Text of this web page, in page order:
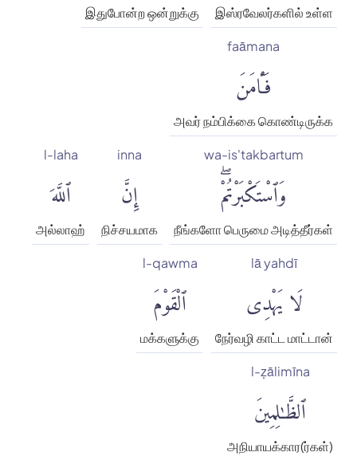
இஸ்ரவேலர்களில் உள்ள
இதுபோன்ற ஒன்றுக்கு
faāmana
فَـَٔامَنَ
அவர் நம்பிக்கை கொண்டிருக்க
wa-is'takbartum
وَٱسْتَكْبَرْتُمْۖ
நீங்களோ பெருமை அடித்தீர்கள்
inna
إِنَّ
நிச்சயமாக
l-laha
ٱللَّهَ
அல்லாஹ்
lā yahdī
لَا يَهْدِى
நேர்வழி காட்ட மாட்டான்
l-qawma
ٱلْقَوْمَ
மக்களுக்கு
l-ẓālimīna
ٱلظَّٰلِمِينَ
அநியாயக்கார(ர்கள்)